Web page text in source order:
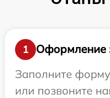
1
Оформление
Заполните
или позвоните